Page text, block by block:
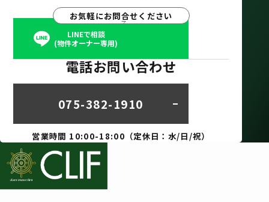
お気軽にお問合せください
LINEで相談
(物件オーナー専用)
電話お問い合わせ
075-382-1910
営業時間 10:00-18:00（定休日：水/日/祝）